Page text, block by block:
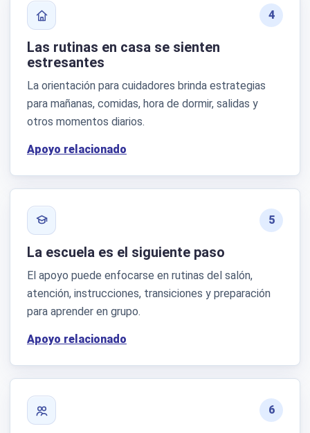
4
Las rutinas en casa se sienten
estresantes
La orientación para cuidadores brinda estrategias
para mañanas, comidas, hora de dormir, salidas y
otros momentos diarios.
Apoyo relacionado
5
La escuela es el siguiente paso
El apoyo puede enfocarse en rutinas del salón,
atención, instrucciones, transiciones y preparación
para aprender en grupo.
Apoyo relacionado
6